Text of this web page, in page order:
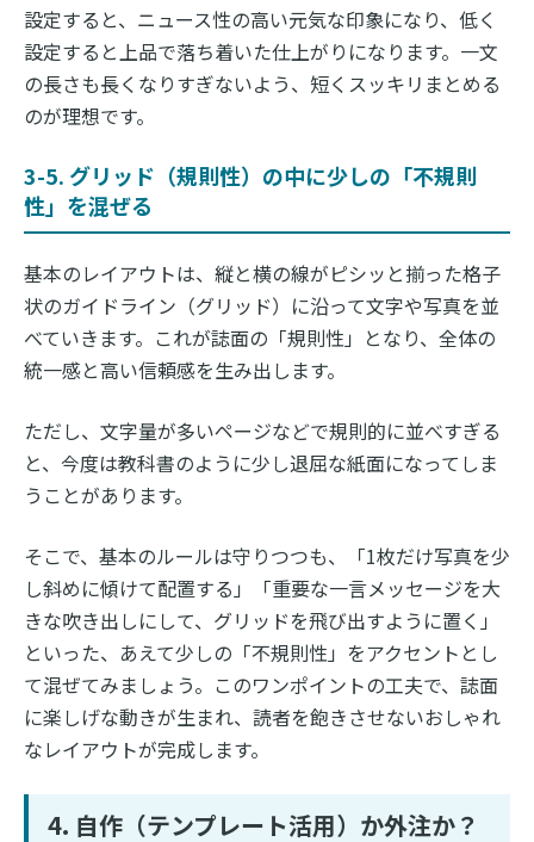
設定すると、ニュース性の高い元気な印象になり、低く
設定すると上品で落ち着いた仕上がりになります。一文
の長さも長くなりすぎないよう、短くスッキリまとめる
のが理想です。
3-5. グリッド（規則性）の中に少しの「不規則
性」を混ぜる
基本のレイアウトは、縦と横の線がピシッと揃った格子
状のガイドライン（グリッド）に沿って文字や写真を並
べていきます。これが誌面の「規則性」となり、全体の
統一感と高い信頼感を生み出します。
ただし、文字量が多いページなどで規則的に並べすぎる
と、今度は教科書のように少し退屈な紙面になってしま
うことがあります。
そこで、基本のルールは守りつつも、「1枚だけ写真を少
し斜めに傾けて配置する」「重要な一言メッセージを大
きな吹き出しにして、グリッドを飛び出すように置く」
といった、あえて少しの「不規則性」をアクセントとし
て混ぜてみましょう。このワンポイントの工夫で、誌面
に楽しげな動きが生まれ、読者を飽きさせないおしゃれ
なレイアウトが完成します。
4. 自作（テンプレート活用）か外注か？